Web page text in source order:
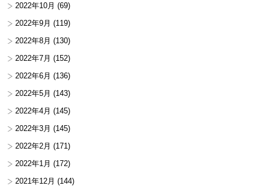
2022年10月 (69)
2022年9月 (119)
2022年8月 (130)
2022年7月 (152)
2022年6月 (136)
2022年5月 (143)
2022年4月 (145)
2022年3月 (145)
2022年2月 (171)
2022年1月 (172)
2021年12月 (144)